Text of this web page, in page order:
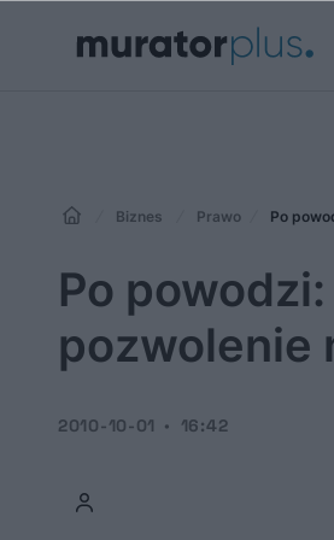
Biznes Prawo Po
Po
pozwolenie
2010-10-01 16:42